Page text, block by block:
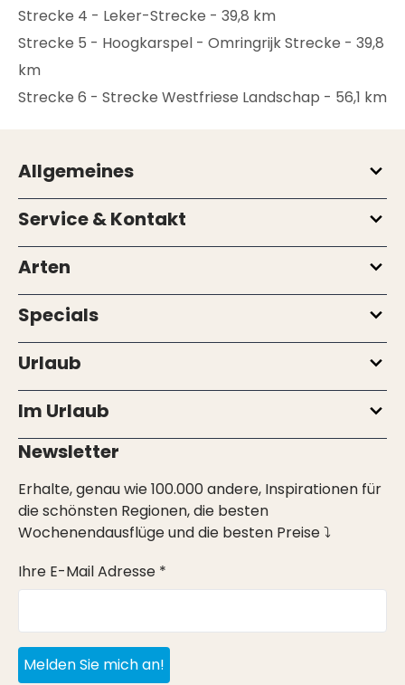
Strecke 4 - Leker-Strecke - 39,8 km
Strecke 5 - Hoogkarspel - Omringrijk Strecke - 39,8
km
Strecke 6 - Strecke Westfriese Landschap - 56,1 km
Allgemeines
Service & Kontakt
Arten
Specials
Urlaub
Im Urlaub
Newsletter
Erhalte, genau wie 100.000 andere, Inspirationen für
die schönsten Regionen, die besten
Wochenendausflüge und die besten Preise ⤵
Ihre E-Mail Adresse *
Melden Sie mich an!